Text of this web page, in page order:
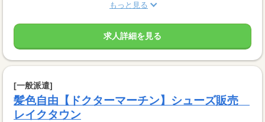
もっと見る
求人詳細を見る
[一般派遣]
髪色自由【ドクターマーチン】シューズ販売
レイクタウン